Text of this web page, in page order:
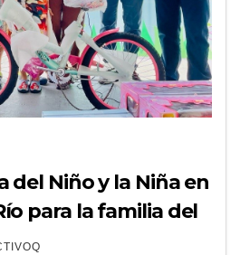
del Niño y la Niña en
para la familia del